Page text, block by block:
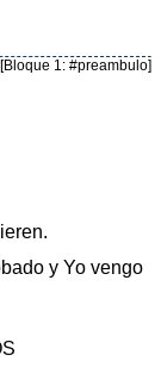
[Bloque 1: #preambulo]
y Yo vengo